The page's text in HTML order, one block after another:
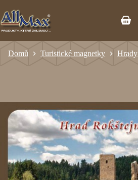
Domů Turistické magnetky Hrady